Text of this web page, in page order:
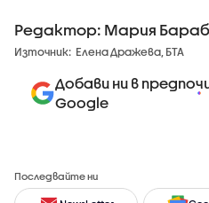
Редактор: Мария
Източник: Елена Дражева, БТА
Добави ни в
Google
Последвайте ни